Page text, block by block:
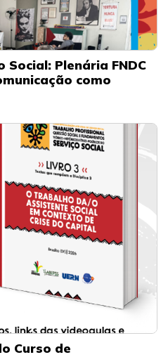
Social: Plenária FNDC
como
Curso de